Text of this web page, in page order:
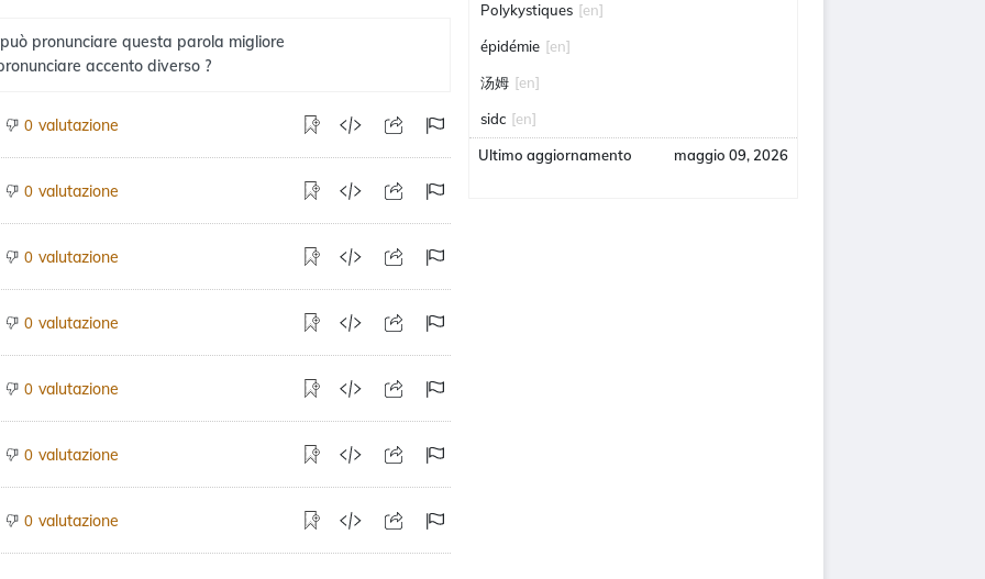
pronunciare questa parola migliore
accento diverso ?
0 valutazione
0 valutazione
0 valutazione
0 valutazione
0 valutazione
0 valutazione
0 valutazione
Polykystiques [en]
épidémie [en]
汤姆 [en]
sidc [en]
Ultimo aggiornamento maggio 09, 2026